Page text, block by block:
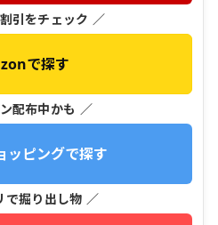
引をチェック ／
で探す
配布中かも ／
ッピングで探す
で掘り出し物 ／